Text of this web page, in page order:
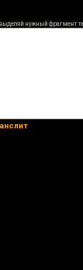
нужный фрагмент